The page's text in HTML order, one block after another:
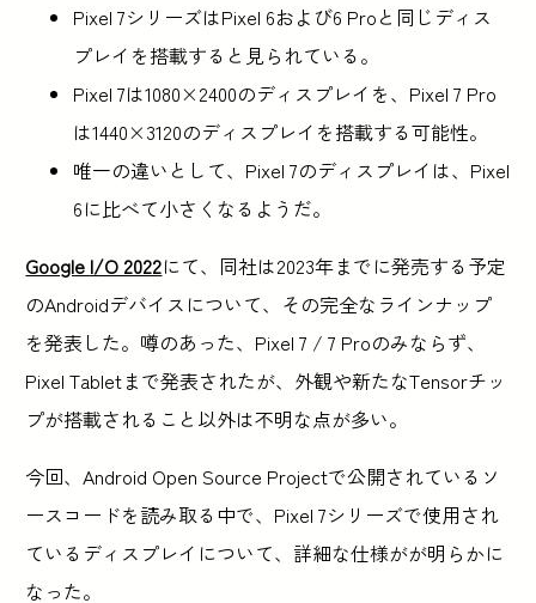
Pixel 7シリーズはPixel 6および6 Proと同じディス
プレイを搭載すると見られている。
Pixel 7は1080×2400のディスプレイを、Pixel 7 Pro
は1440×3120のディスプレイを搭載する可能性。
唯一の違いとして、Pixel 7のディスプレイは、Pixel
6に比べて小さくなるようだ。
Google I/O 2022にて、同社は2023年までに発売する予定
のAndroidデバイスについて、その完全なラインナップ
を発表した。噂のあった、Pixel 7 / 7 Proのみならず、
Pixel Tabletまで発表されたが、外観や新たなTensorチッ
プが搭載されること以外は不明な点が多い。
今回、Android Open Source Projectで公開されているソ
ースコードを読み取る中で、Pixel 7シリーズで使用され
ているディスプレイについて、詳細な仕様がが明らかに
なった。